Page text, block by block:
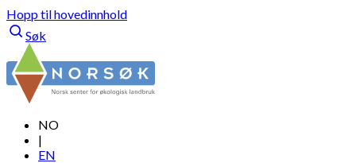
Hopp til hovedinnhold
Søk
NO
|
EN